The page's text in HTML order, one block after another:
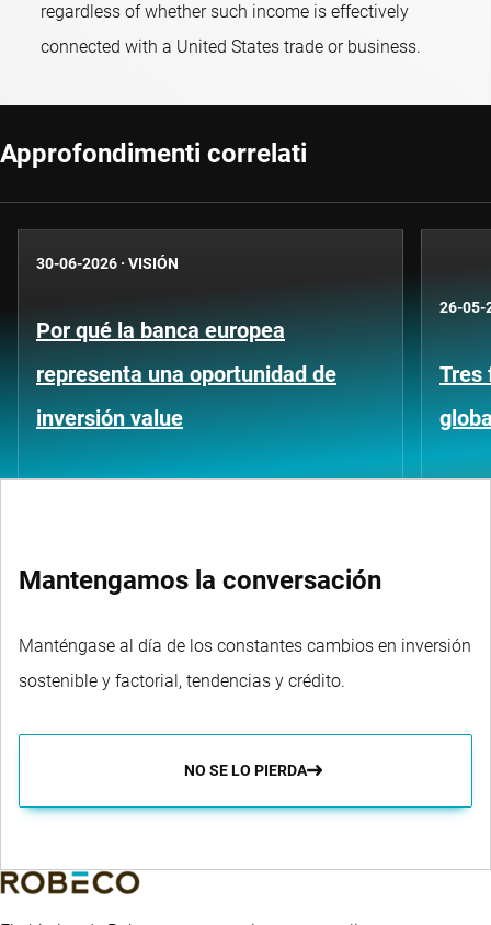
regardless of whether such income is effectively
connected with a United States trade or business.
Approfondimenti correlati
30-06-2026 · VISIÓN
Por qué la banca europea
representa una oportunidad de
inversión value
26-05-
Tres
Mantengamos la conversación
Manténgase al día de los constantes cambios en inversión
sostenible y factorial, tendencias y crédito.
NO SE LO PIERDA